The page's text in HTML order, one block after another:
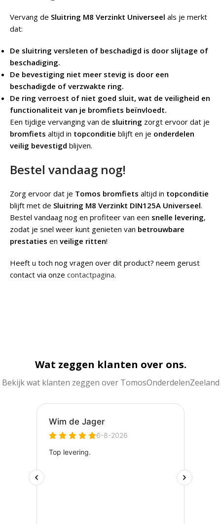
Vervang de Sluitring M8 Verzinkt Universeel als je merkt
dat:
De sluitring versleten of beschadigd is door slijtage of
beschadiging.
De bevestiging niet meer stevig is door een
beschadigde of verzwakte ring.
De ring verroest of niet goed sluit, wat de veiligheid en
functionaliteit van je bromfiets beïnvloedt.
Een tijdige vervanging van de sluitring zorgt ervoor dat je
bromfiets altijd in topconditie blijft en je onderdelen
veilig bevestigd blijven.
Bestel vandaag nog!
Zorg ervoor dat je Tomos bromfiets altijd in topconditie
blijft met de Sluitring M8 Verzinkt DIN125A Universeel.
Bestel vandaag nog en profiteer van een snelle levering,
zodat je snel weer kunt genieten van betrouwbare
prestaties en veilige ritten!
Heeft u toch nog vragen over dit product? neem gerust
contact via onze contactpagina.
Wat zeggen klanten over ons.
Bekijk wat klanten zeggen over TomosOnderdelenZeeland